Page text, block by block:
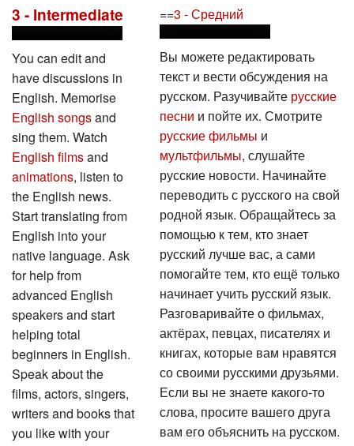
3 - Intermediate
You can edit and
have discussions in
English. Memorise
English songs and
sing them. Watch
English films and
animations , listen to
the English news.
Start translating from
English into your
native language. Ask
for help from
advanced English
speakers and start
helping total
beginners in English.
Speak about the
films, actors, singers,
writers and books that
you like with your
==3 - Средний
Вы можете редактировать
текст и вести обсуждения на
русском. Разучивайте русские
песни и пойте их. Смотрите
русские фильмы и
мультфильмы , слушайте
русские новости. Начинайте
переводить с русского на свой
родной язык. Обращайтесь за
помощью к тем, кто знает
русский лучше вас, а сами
помогайте тем, кто ещё только
начинает учить русский язык.
Разговаривайте о фильмах,
актёрах, певцах, писателях и
книгах, которые вам нравятся
со своими русскими друзьями.
Если вы не знаете какого-то
слова, просите вашего друга
вам его объяснить на русском.